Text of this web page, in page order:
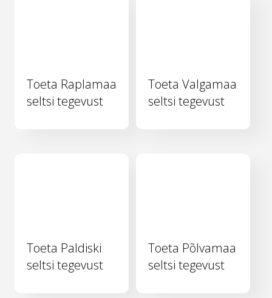
Toeta Raplamaa
seltsi tegevust
Toeta Valgamaa
seltsi tegevust
Toeta Paldiski
seltsi tegevust
Toeta Põlvamaa
seltsi tegevust